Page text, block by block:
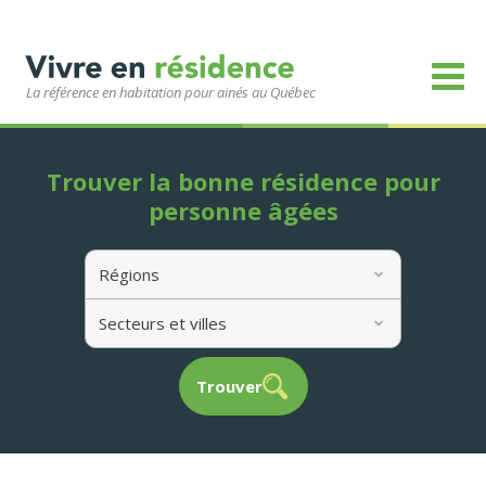
La référence en habitation pour ainés au Québec
Régions
Secteurs et villes
Trouver
Trouver la bonne résidence pour
personne âgées